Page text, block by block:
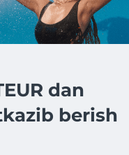
dan
berish